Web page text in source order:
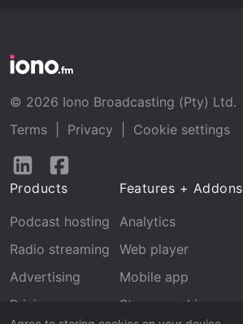
© 2026 Iono Broadcasting (Pty) Ltd.
Terms
Privacy
Cookie settings
Follow
LinkedInFacebook
Products
Podcast hosting
Radio streaming
Advertising
Pricing
Features + Addons
Analytics
Web player
Mobile app
Stream archive